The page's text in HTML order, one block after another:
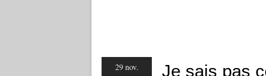
29 nov.
Je sais pas